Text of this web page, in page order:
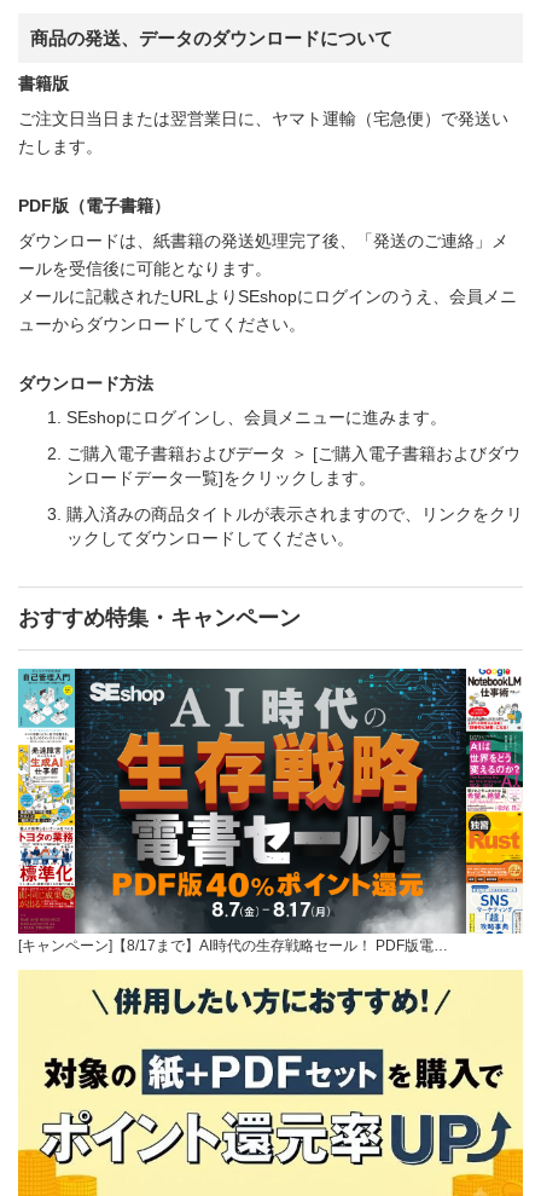
商品の発送、データのダウンロードについて
書籍版
ご注文日当日または翌営業日に、ヤマト運輸（宅急便）で発送い
たします。
PDF版（電子書籍）
ダウンロードは、紙書籍の発送処理完了後、「発送のご連絡」メ
ールを受信後に可能となります。
メールに記載されたURLよりSEshopにログインのうえ、会員メニ
ューからダウンロードしてください。
ダウンロード方法
SEshopにログインし、会員メニューに進みます。
ご購入電子書籍およびデータ ＞ [ご購入電子書籍およびダウ
ンロードデータ一覧]をクリックします。
購入済みの商品タイトルが表示されますので、リンクをクリ
ックしてダウンロードしてください。
おすすめ特集・キャンペーン
[キャンペーン]【8/17まで】AI時代の生存戦略セール！ PDF版電…